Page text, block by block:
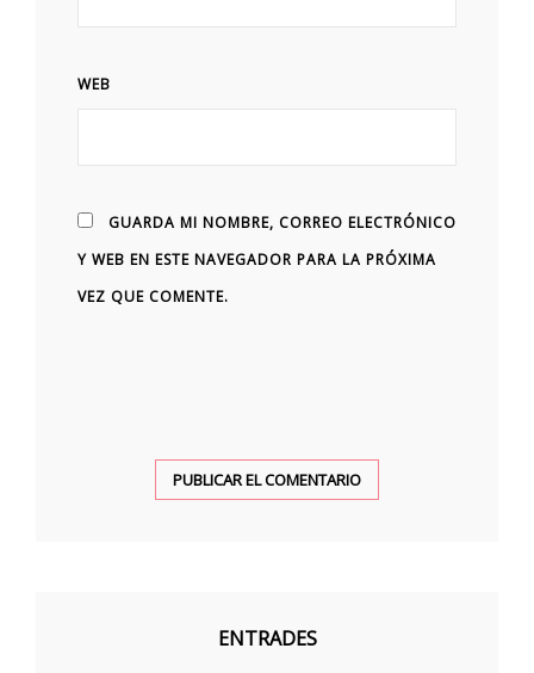
WEB
GUARDA MI NOMBRE, CORREO ELECTRÓNICO
Y WEB EN ESTE NAVEGADOR PARA LA PRÓXIMA
VEZ QUE COMENTE.
ENTRADES